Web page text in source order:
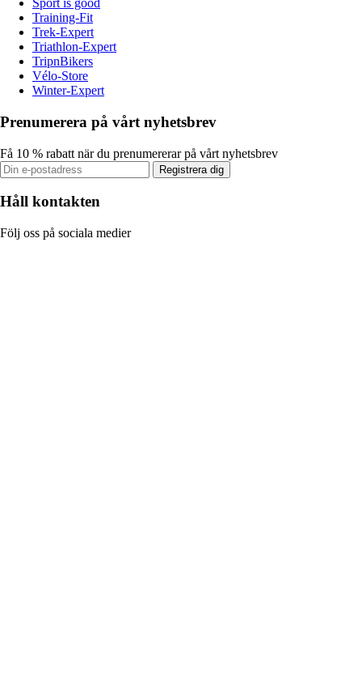
Sport is good
Training-Fit
Trek-Expert
Triathlon-Expert
TripnBikers
Vélo-Store
Winter-Expert
Prenumerera på vårt nyhetsbrev
Få 10 % rabatt när du prenumererar på vårt nyhetsbrev
Registrera dig
Håll kontakten
Följ oss på sociala medier